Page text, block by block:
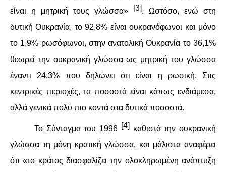
ΠΟΛΙΤΙΣΜΌΣ
ΛΟΓΟΤΕΧΝΊΑ / ΤΈΧΝΗ
ΜΟΥΣΙΚΉ
ΚΙΝΗΜΑΤΟΓΡΆΦΟΣ
είναι η μητρική τους γλώσσα»
[3]. Ωστόσο, ενώ στη
δυτική Ουκρανία, το 92,8% είναι ουκρανόφωνοι και μόνο
το 1,9% ρωσόφωνοι, στην ανατολική Ουκρανία το 36,1%
θεωρεί την ουκρανική γλώσσα ως μητρική του γλώσσα
έναντι 24,3% που δηλώνει ότι είναι η ρωσική. Στις
κεντρικές περιοχές, τα ποσοστά είναι κάπως ενδιάμεσα,
αλλά γενικά πολύ πιο κοντά στα δυτικά ποσοστά.
Το Σύνταγμα του 1996 [4]καθιστά την ουκρανική
γλώσσα τη μόνη κρατική γλώσσα, και μάλιστα αναφέρει
ότι «το κράτος διασφαλίζει την ολοκληρωμένη ανάπτυξη